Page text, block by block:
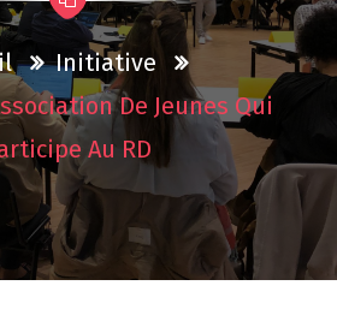
Initiative
De Jeunes Qui
Au RD